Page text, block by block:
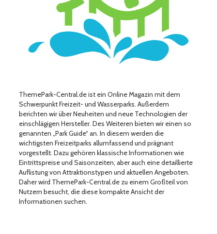
ThemePark-Central.de ist ein Online Magazin mit dem
Schwerpunkt Freizeit- und Wasserparks. Außerdem
berichten wir über Neuheiten und neue Technologien der
einschlägigen Hersteller. Des Weiteren bieten wir einen so
genannten „Park Guide“ an. In diesem werden die
wichtigsten Freizeitparks allumfassend und prägnant
vorgestellt. Dazu gehören klassische Informationen wie
Eintrittspreise und Saisonzeiten, aber auch eine detaillierte
Auflistung von Attraktionstypen und aktuellen Angeboten.
Daher wird ThemePark-Central.de zu einem Großteil von
Nutzern besucht, die diese kompakte Ansicht der
Informationen suchen.